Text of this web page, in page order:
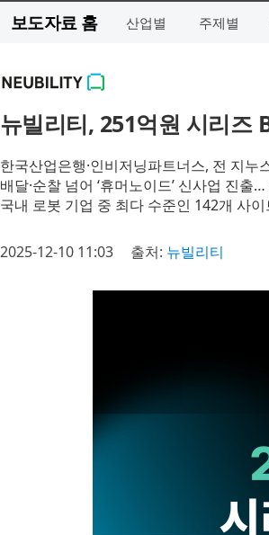
보도자료 홈 산업별 주제별
뉴빌리티, 251억원 시리즈
한국산업은행·인비저닝파트너스, 전 지
배달·순찰 넘어 ‘휴머노이드’ 신사업 진출
국내 로봇 기업 중 최다 수준인 142개 사
2025-12-10 11:03 출처: 뉴빌리티